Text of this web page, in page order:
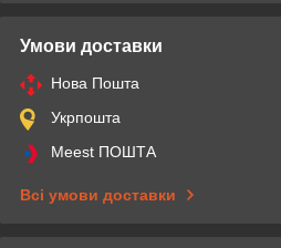
Умови доставки
Нова Пошта
Укрпошта
Meest ПОШТА
Всі умови доставки